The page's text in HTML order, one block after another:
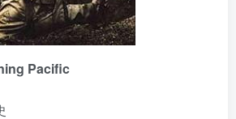
Pacific